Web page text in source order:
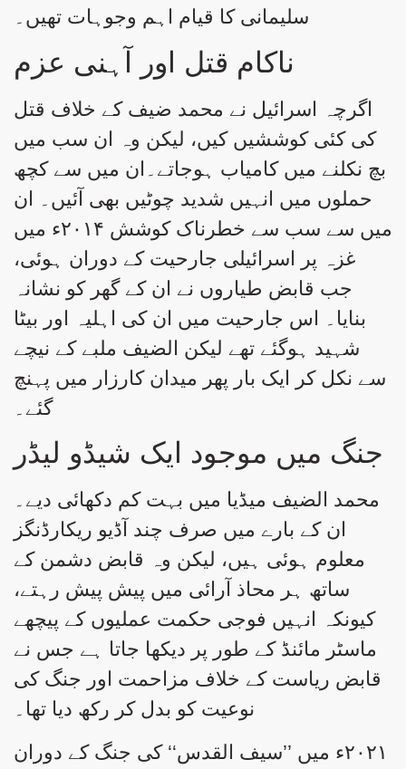
سلیمانی کا قیام اہم وجوہات تھیں۔
ناکام قتل اور آہنی عزم
اگرچہ اسرائیل نے محمد ضیف کے خلاف قتل
کی کئی کوششیں کیں، لیکن وہ ان سب میں
بچ نکلنے میں کامیاب ہوجاتے۔ان میں سے کچھ
حملوں میں انہیں شدید چوٹیں بھی آئیں۔ ان
میں سے سب سے خطرناک کوشش ۲۰۱۴ء میں
غزہ پر اسرائیلی جارحیت کے دوران ہوئی،
جب قابض طیاروں نے ان کے گھر کو نشانہ
بنایا۔ اس جارحیت میں ان کی اہلیہ اور بیٹا
شہید ہوگئے تھے لیکن الضیف ملبے کے نیچے
سے نکل کر ایک بار پھر میدان کارزار میں پہنچ
گئے۔
جنگ میں موجود ایک شیڈو لیڈر
محمد الضیف میڈیا میں بہت کم دکھائی دیے۔
ان کے بارے میں صرف چند آڈیو ریکارڈنگز
معلوم ہوئی ہیں، لیکن وہ قابض دشمن کے
ساتھ ہر محاذ آرائی میں پیش پیش رہتے،
کیونکہ انہیں فوجی حکمت عملیوں کے پیچھے
ماسٹر مائنڈ کے طور پر دیکھا جاتا ہے جس نے
قابض ریاست کے خلاف مزاحمت اور جنگ کی
نوعیت کو بدل کر رکھ دیا تھا۔
۲۰۲۱ء میں ’’سیف القدس‘‘ کی جنگ کے دوران